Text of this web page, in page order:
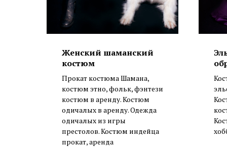
Женский шаманский
костюм
Прокат костюма Шамана,
костюм этно, фольк, фэнтези
костюм в аренду. Костюм
одичалых в аренду. Одежда
одичалых из игры
престолов. Костюм индейца
прокат, аренда